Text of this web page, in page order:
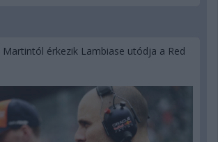
Martintól érkezik Lambiase utódja a Red